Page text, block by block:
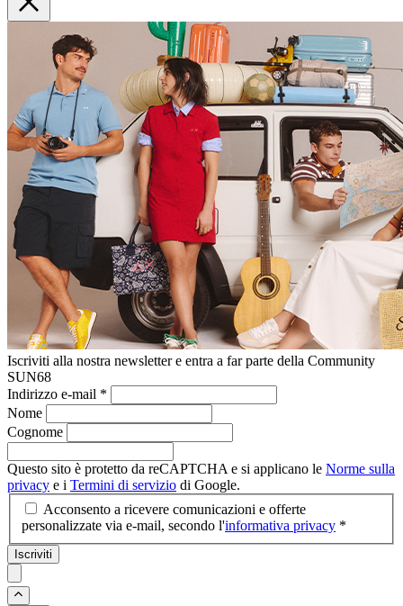
Iscriviti alla nostra newsletter e entra a far parte della Community
SUN68
Indirizzo e-mail *
Nome
Cognome
Questo sito è protetto da reCAPTCHA e si applicano le Norme sulla
privacy e i Termini di servizio di Google.
Acconsento a ricevere comunicazioni e offerte
personalizzate via e-mail, secondo l'informativa privacy *
Iscriviti